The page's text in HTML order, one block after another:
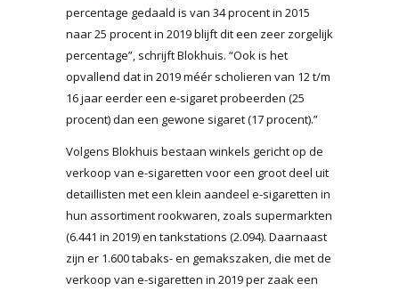
percentage gedaald is van 34 procent in 2015
naar 25 procent in 2019 blijft dit een zeer zorgelijk
percentage”, schrijft Blokhuis. “Ook is het
opvallend dat in 2019 méér scholieren van 12 t/m
16 jaar eerder een e-sigaret probeerden (25
procent) dan een gewone sigaret (17 procent).”
Volgens Blokhuis bestaan winkels gericht op de
verkoop van e-sigaretten voor een groot deel uit
detaillisten met een klein aandeel e-sigaretten in
hun assortiment rookwaren, zoals supermarkten
(6.441 in 2019) en tankstations (2.094). Daarnaast
zijn er 1.600 tabaks- en gemakszaken, die met de
verkoop van e-sigaretten in 2019 per zaak een